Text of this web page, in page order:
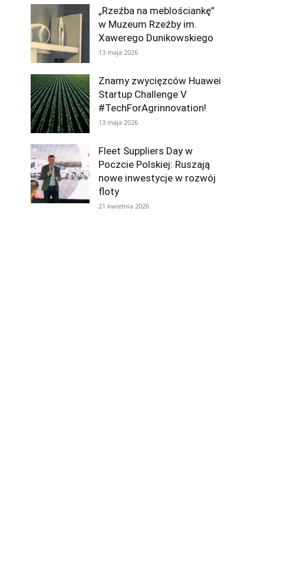
„Rzeźba na meblościankę”
w Muzeum Rzeźby im.
Xawerego Dunikowskiego
13 maja 2026
Znamy zwycięzców Huawei
Startup Challenge V
#TechForAgrinnovation!
13 maja 2026
Fleet Suppliers Day w
Poczcie Polskiej: Ruszają
nowe inwestycje w rozwój
floty
21 kwietnia 2026